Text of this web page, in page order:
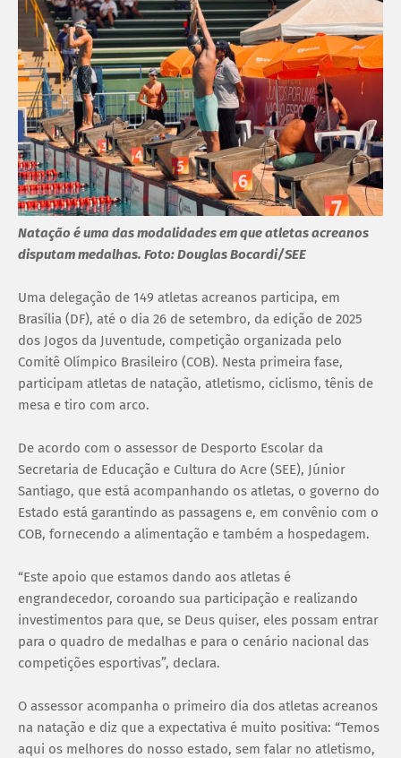
Natação é uma das modalidades em que atletas acreanos
disputam medalhas. Foto: Douglas Bocardi/SEE
Uma delegação de 149 atletas acreanos participa, em
Brasília (DF), até o dia 26 de setembro, da edição de 2025
dos Jogos da Juventude, competição organizada pelo
Comitê Olímpico Brasileiro (COB). Nesta primeira fase,
participam atletas de natação, atletismo, ciclismo, tênis de
mesa e tiro com arco.
De acordo com o assessor de Desporto Escolar da
Secretaria de Educação e Cultura do Acre (SEE), Júnior
Santiago, que está acompanhando os atletas, o governo do
Estado está garantindo as passagens e, em convênio com o
COB, fornecendo a alimentação e também a hospedagem.
“Este apoio que estamos dando aos atletas é
engrandecedor, coroando sua participação e realizando
investimentos para que, se Deus quiser, eles possam entrar
para o quadro de medalhas e para o cenário nacional das
competições esportivas”, declara.
O assessor acompanha o primeiro dia dos atletas acreanos
na natação e diz que a expectativa é muito positiva: “Temos
aqui os melhores do nosso estado, sem falar no atletismo,